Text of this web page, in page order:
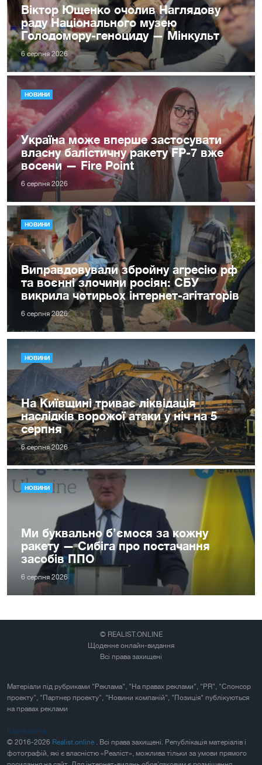
Віктор Ющенко очолив Наглядову
раду Національного музею
Голодомору-геноциду — Мінкульт
6 серпня 2026
НОВИНИ
Україна може вперше застосувати
власну балістичну ракету FP-7 вже
восени — Fire Point
6 серпня 2026
НОВИНИ
Виправдовували збройну агресію рф
та воєнні злочини росіян: СБУ
викрила чотирьох інтернет-агітаторів
6 серпня 2026
НОВИНИ
На Київщині триває ліквідація
наслідків ворожої атаки у ніч на 5
серпня
6 серпня 2026
НОВИНИ
Ми буквально б’ємося за кожну
ракету — Сибіга про постачання
засобів ППО
6 серпня 2026
© REALIST.ONLINE
Щоденне онлайн-видання
Всі права захищені
Матеріали під рубриками "Реклама", "На правах реклами", "PR", "Спонсор
проекту", "Партнер проекту", "Новини компаній", "Позиція" публікуються
на правах реклами
Карта сайта
© 2016-2026 Realist.online . Всі права захищені. Републікація матеріалів і
фотографій, які є власністю «Реаліст», можлива тільки за умови прямого